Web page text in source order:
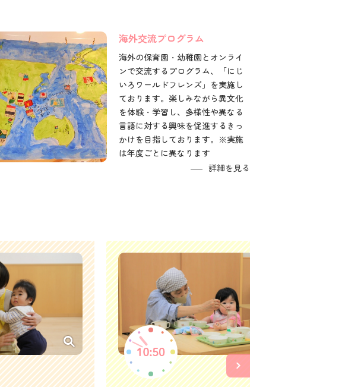
海外交流プログラム
海外の保育園・幼稚園とオンライ
ンで交流するプログラム、「にじ
いろワールドフレンズ」を実施し
ております。楽しみながら異文化
を体験・学習し、多様性や異なる
言語に対する興味を促進するきっ
かけを目指しております。※実施
は年度ごとに異なります
詳細を見る